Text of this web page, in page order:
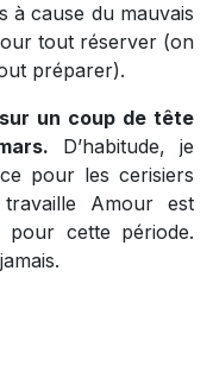
à cause du mauvais
tout réserver (on
préparer).
un coup de tête
D’habitude, je
pour les cerisiers
Amour est
pour cette période.